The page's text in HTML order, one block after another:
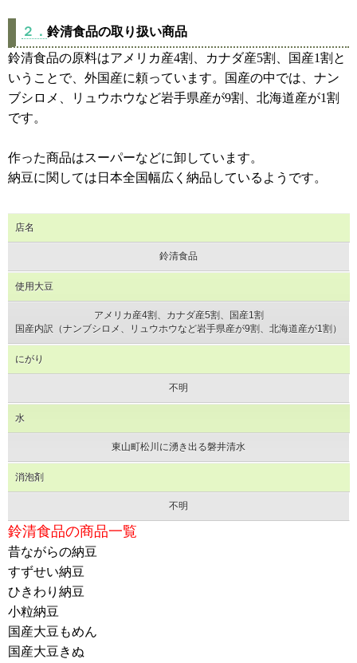
２． 鈴清食品の取り扱い商品
鈴清食品の原料はアメリカ産4割、カナダ産5割、国産1割と
いうことで、外国産に頼っています。国産の中では、ナン
ブシロメ、リュウホウなど岩手県産が9割、北海道産が1割
です。
作った商品はスーパーなどに卸しています。
納豆に関しては日本全国幅広く納品しているようです。
店名
鈴清食品
使用大豆
アメリカ産4割、カナダ産5割、国産1割
国産内訳（ナンブシロメ、リュウホウなど岩手県産が9割、北海道産が1割）
にがり
不明
水
東山町松川に湧き出る磐井清水
消泡剤
不明
鈴清食品の商品一覧
昔ながらの納豆
すずせい納豆
ひきわり納豆
小粒納豆
国産大豆もめん
国産大豆きぬ